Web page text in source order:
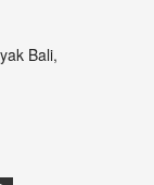
Bali,